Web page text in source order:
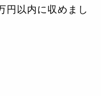
円以内に収めまし